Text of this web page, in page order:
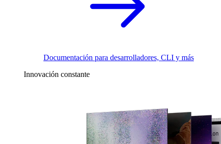
Documentación para desarrolladores, CLI y más
Innovación constante